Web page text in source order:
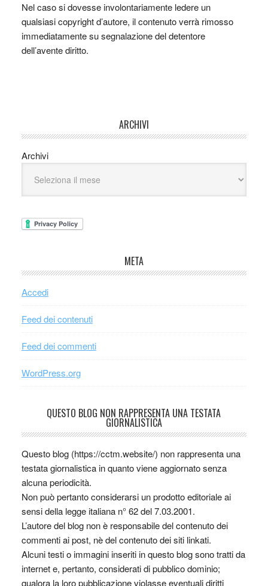
Nel caso si dovesse involontariamente ledere un
qualsiasi copyright d’autore, il contenuto verrà rimosso
immediatamente su segnalazione del detentore
dell’avente diritto.
ARCHIVI
Archivi
META
Accedi
Feed dei contenuti
Feed dei commenti
WordPress.org
QUESTO BLOG NON RAPPRESENTA UNA TESTATA
GIORNALISTICA
Questo blog (https://cctm.website/) non rappresenta una
testata giornalistica in quanto viene aggiornato senza
alcuna periodicità.
Non può pertanto considerarsi un prodotto editoriale ai
sensi della legge italiana n° 62 del 7.03.2001.
L’autore del blog non è responsabile del contenuto dei
commenti ai post, nè del contenuto dei siti linkati.
Alcuni testi o immagini inseriti in questo blog sono tratti da
internet e, pertanto, considerati di pubblico dominio;
qualora la loro pubblicazione violasse eventuali diritti